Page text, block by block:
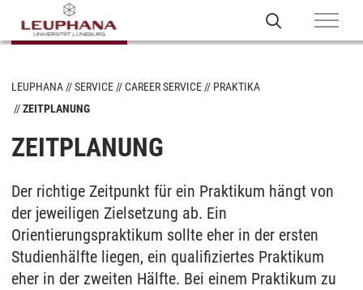
LEUPHANA SERVICE CAREER SERVICE
PRAKTIKA
ZEITPLANUNG
ZEITPLANUNG
Der richtige Zeitpunkt für ein Praktikum hängt von
der jeweiligen Zielsetzung ab. Ein
Orientierungspraktikum sollte eher in der ersten
Studienhälfte liegen, ein qualifiziertes Praktikum
eher in der zweiten Hälfte. Bei einem Praktikum zu